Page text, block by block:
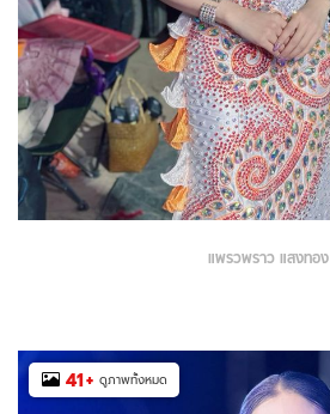
แพรวพราว แสงทอง
41+ ดูภาพทั้งหมด